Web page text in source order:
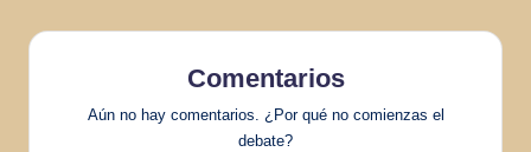
Comentarios
Aún no hay comentarios. ¿Por qué no comienzas el
debate?